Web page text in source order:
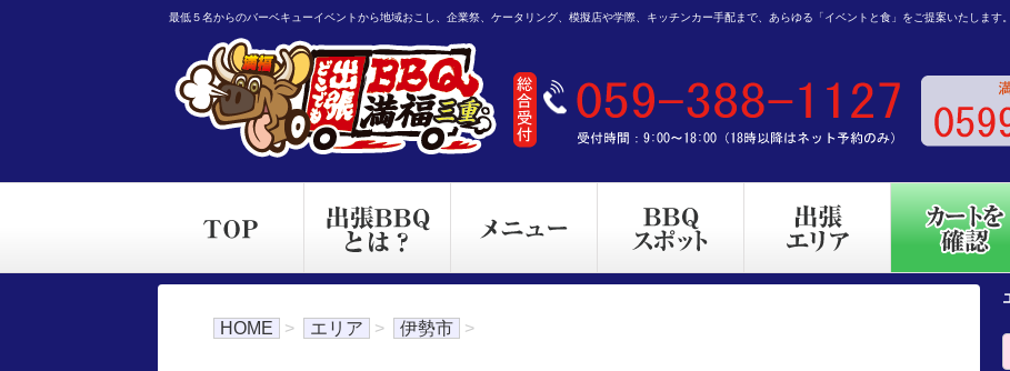
最低５名からのバーベキューイベントから地域おこし、企業祭、ケータリング、模擬店や学際、キッチンカー手配まで、あらゆる「イベントと食」をご提案いたします。
HOME > エリア > 伊勢市 >